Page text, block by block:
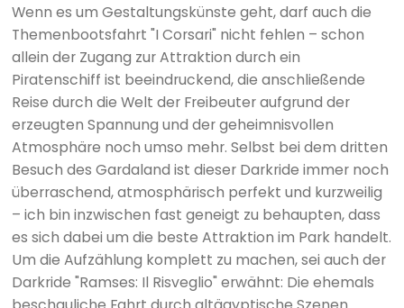
Wenn es um Gestaltungskünste geht, darf auch die
Themenbootsfahrt "I Corsari" nicht fehlen – schon
allein der Zugang zur Attraktion durch ein
Piratenschiff ist beeindruckend, die anschließende
Reise durch die Welt der Freibeuter aufgrund der
erzeugten Spannung und der geheimnisvollen
Atmosphäre noch umso mehr. Selbst bei dem dritten
Besuch des Gardaland ist dieser Darkride immer noch
überraschend, atmosphärisch perfekt und kurzweilig
– ich bin inzwischen fast geneigt zu behaupten, dass
es sich dabei um die beste Attraktion im Park handelt.
Um die Aufzählung komplett zu machen, sei auch der
Darkride "Ramses: Il Risveglio" erwähnt: Die ehemals